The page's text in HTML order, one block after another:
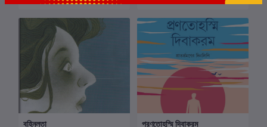
বহ্নিলতা প্রণতোহস্মি দিবাকরম